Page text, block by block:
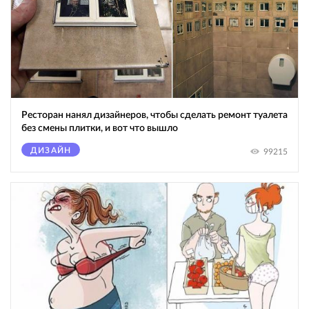
Ресторан нанял дизайнеров, чтобы сделать ремонт туалета
без смены плитки, и вот что вышло
ДИЗАЙН 99215